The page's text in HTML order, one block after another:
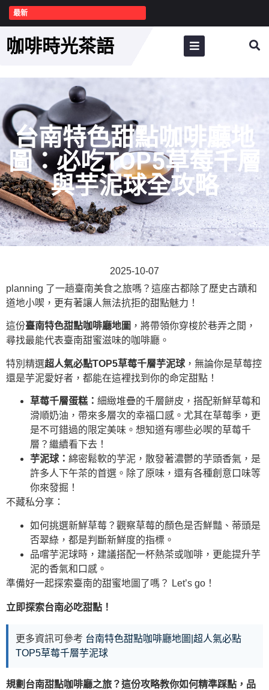
最新
咖啡時光茶語
台南特色甜點咖啡廳地
圖：必吃TOP5草莓千層
與芋泥球全攻略
2025-10-07
planning 了一趟臺南美食之旅嗎？這座古都除了歷史古蹟和
道地小喫，更有著讓人無法抗拒的甜點魅力！
這份臺南特色甜點咖啡廳地圖 ，將帶領你穿梭於巷弄之間，
尋找最能代表臺南甜蜜滋味的咖啡廳。
特別精選超人氣必點TOP5草莓千層芋泥球 ，無論你是草莓控
還是芋泥愛好者，都能在這裡找到你的命定甜點！
草莓千層蛋糕： 細緻堆疊的千層餅皮，搭配新鮮草莓和
滑順奶油，帶來多層次的幸福口感。尤其在草莓季，更
是不可錯過的限定美味。想知道有哪些必喫的草莓千
層？繼續看下去！
芋泥球： 綿密鬆軟的芋泥，散發著濃鬱的芋頭香氣，是
許多人下午茶的首選。除了原味，還有各種創意口味等
你來發掘！
不藏私分享：
如何挑選新鮮草莓？觀察草莓的顏色是否鮮豔、蒂頭是
否翠綠，都是判斷新鮮度的指標。
品嚐芋泥球時，建議搭配一杯熱茶或咖啡，更能提升芋
泥的香氣和口感。
準備好一起探索臺南的甜蜜地圖了嗎？ Let’s go！
立即探索台南必吃甜點！
更多資訊可參考 台南特色甜點咖啡廳地圖|超人氣必點
TOP5草莓千層芋泥球
規劃台南甜點咖啡廳之旅？這份攻略教你如何精準踩點，品